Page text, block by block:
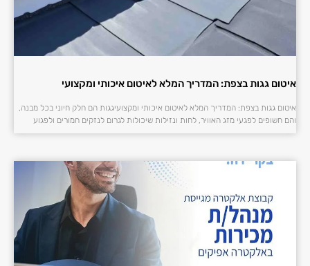
איטום גגות בצפת: המדריך המלא לאיטום איכותי ומקצועי
איטום גגות בצפת: המדריך המלא לאיטום איכותי ומקצועיגגות הם חלק חיוני בכל מבנה,
והם חשופים לפגעי מזג האוויר, לחות ונזילות שיכולות לגרום לנזקים חמורים ולפגוע